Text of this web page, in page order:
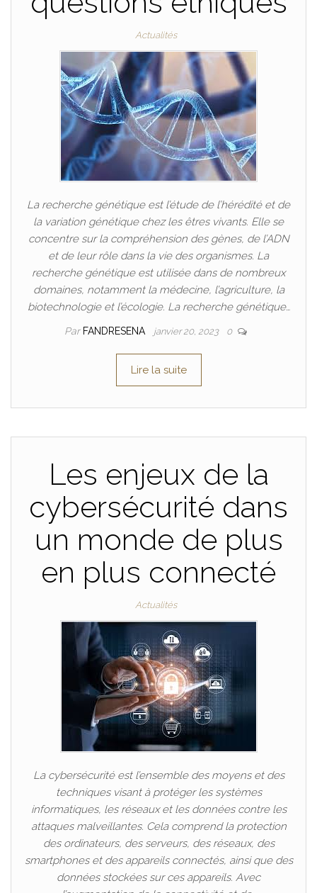
Actualités
La recherche génétique est l’étude de l’hérédité et de
la variation génétique chez les êtres vivants. Elle se
concentre sur la compréhension des gènes, de l’ADN
et de leur rôle dans la vie des organismes. La
recherche génétique est utilisée dans de nombreux
domaines, notamment la médecine, l’agriculture, la
biotechnologie et l’écologie. La recherche génétique…
Par FANDRESENA janvier 20, 2023 0
Lire la suite
Les enjeux de la
cybersécurité dans
un monde de plus
en plus connecté
Actualités
La cybersécurité est l’ensemble des moyens et des
techniques visant à protéger les systèmes
informatiques, les réseaux et les données contre les
attaques malveillantes. Cela comprend la protection
des ordinateurs, des serveurs, des réseaux, des
smartphones et des appareils connectés, ainsi que des
données stockées sur ces appareils. Avec